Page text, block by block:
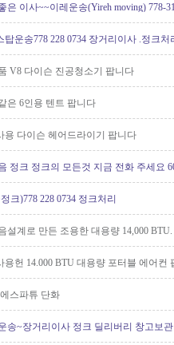
은 이사~~이레운송(Yireh moving) 778-
탑운송778 228 0734 장거리이사 .정크처
V8 다이슨 진공청소기 팝니다
은 6인용 텐트 팝니다
용 다이슨 헤어드라이기 팝니다
정크 정크의 모든것 지금 전화 주세요
크)778 228 0734 정크처리
설계로 만든 조용한 대용량 14,000
용헌 14.000 BTU 대용량 포터블 에어컨
스파튜 단화
송~장거리이사 정크 딜리버리 창고보관